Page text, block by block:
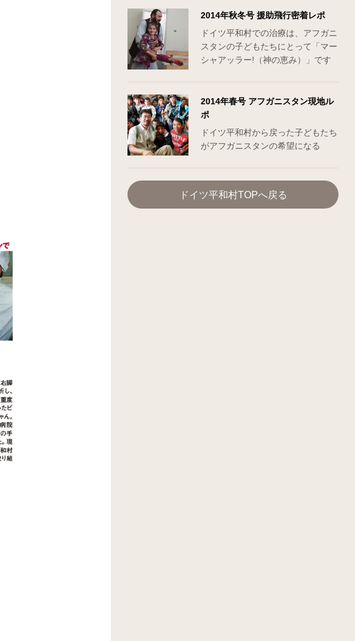
2014年秋冬号 援助飛行密着レポ
ドイツ平和村での治療は、アフガニ
スタンの子どもたちにとって「マー
シャアッラー!（神の恵み）」です
2014年春号 アフガニスタン現地ル
ポ
ドイツ平和村から戻った子どもたち
がアフガニスタンの希望になる
ドイツ平和村TOPへ戻る